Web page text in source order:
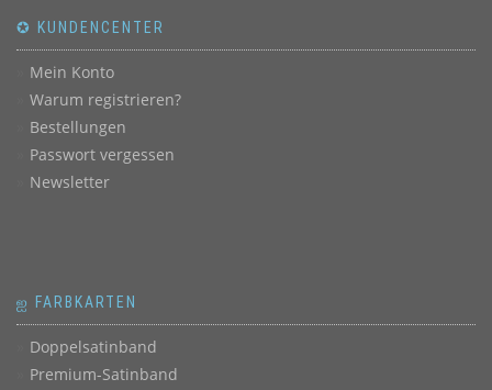
✪ KUNDENCENTER
Mein Konto
Warum registrieren?
Bestellungen
Passwort vergessen
Newsletter
ஐ FARBKARTEN
Doppelsatinband
Premium-Satinband